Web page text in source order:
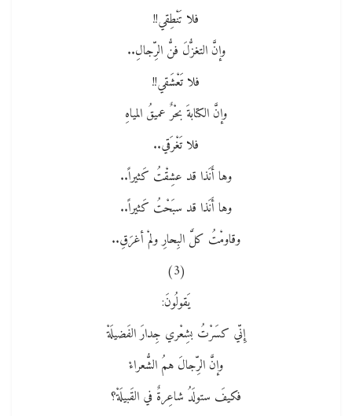
فلا تَنْطِقي!!
وإنَّ التغزُّلَ فنُّ الرِّجالِ..
فلا تَعْشَقي!!
وإنَّ الكتابةَ بحْرٌ عميقُ المياهِ
فلا تَغْرَقي..
وها أَنَذا قد عشِقْتُ كَثيراً..
وها أَنَذا قد سبَحْتُ كَثيراً..
وقاومْتُ كلَّ البِحارِ ولمْ أغرَقِ..
(3)
يَقولُونَ:
إِنّي كسَرْتُ بشِعْري جِدارَ الفَضيلَةْ
وإنَّ الرِّجالَ همُ الشُّعراءْ
فكيفَ ستولَدُ شاعِرةٌ في القَبيلَةْ؟